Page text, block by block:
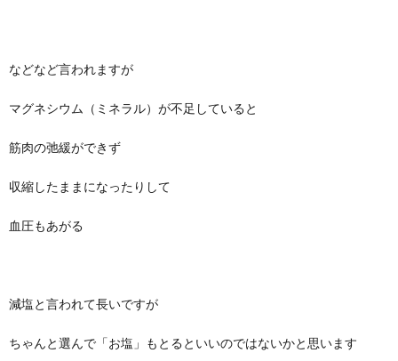
などなど言われますが
マグネシウム（ミネラル）が不足していると
筋肉の弛緩ができず
収縮したままになったりして
血圧もあがる
減塩と言われて長いですが
ちゃんと選んで「お塩」もとるといいのではないかと思います